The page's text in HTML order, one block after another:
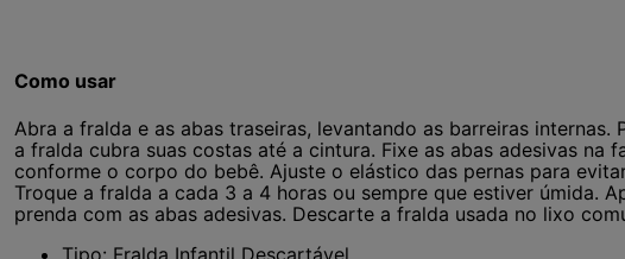
Como usar
Abra a fralda e as abas traseiras, levantando as barreiras internas.
a fralda cubra suas costas até a cintura. Fixe as abas adesivas na
conforme o corpo do bebê. Ajuste o elástico das pernas para
Troque a fralda a cada 3 a 4 horas ou sempre que estiver úmida.
prenda com as abas adesivas. Descarte a fralda usada no lixo
Tipo: Fralda Infantil Descartável